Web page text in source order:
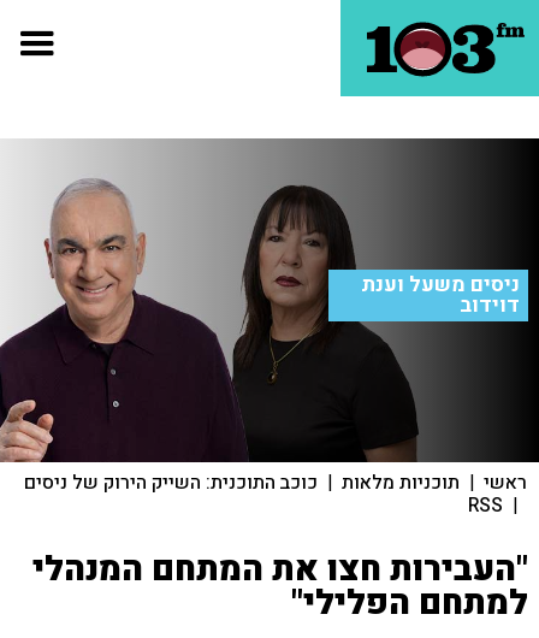
ניסים משעל וענת
דוידוב
ראשי | תוכניות מלאות | כוכב התוכנית: השייק הירוק של ניסים
|
RSS
"העבירות חצו את המתחם המנהלי
למתחם הפלילי"